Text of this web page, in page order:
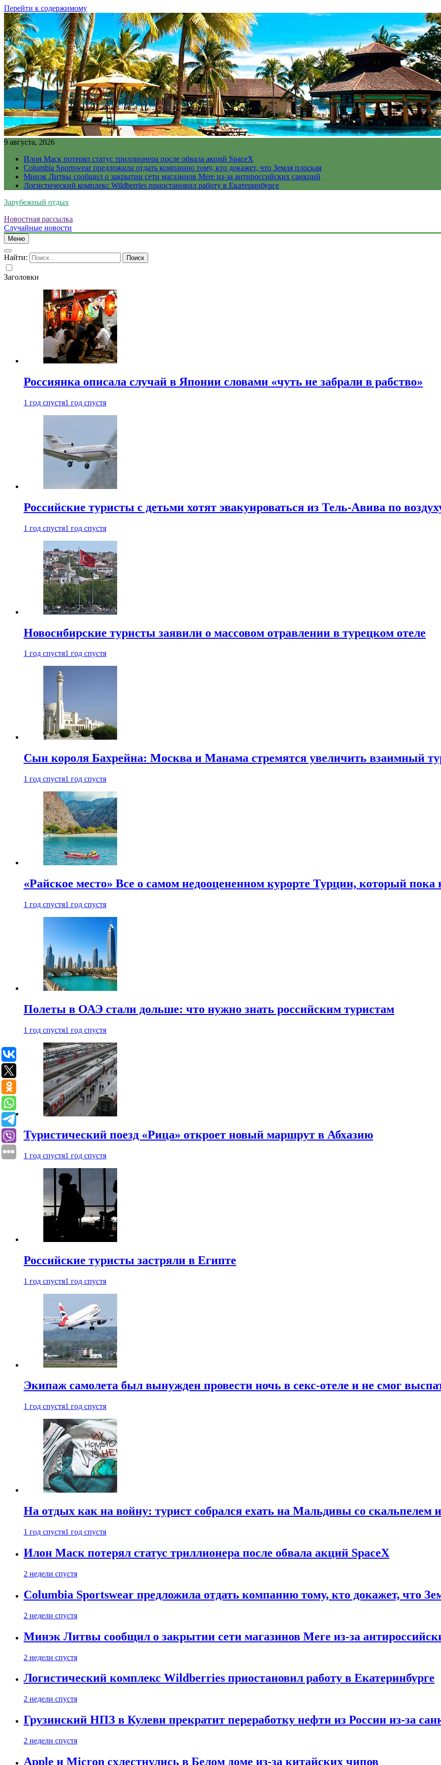
Перейти к содержимому
9 августа, 2026
Илон Маск потерял статус триллионера после обвала акций SpaceX
Columbia Sportswear предложила отдать компанию тому, кто докажет, что Земля плоская
Минэк Литвы сообщил о закрытии сети магазинов Mere из-за антироссийских санкций
Логистический комплекс Wildberries приостановил работу в Екатеринбурге
Зарубежный отдых
Новостная рассылка
Случайные новости
Меню
Найти:
Заголовки
Россиянка описала случай в Японии словами «чуть не забрали в рабство»
1 год спустя1 год спустя
Российские туристы с детьми хотят эвакуироваться из Тель-Авива по
1 год спустя1 год спустя
Новосибирские туристы заявили о массовом отравлении в турецком отеле
1 год спустя1 год спустя
Сын короля Бахрейна: Москва и Манама стремятся увеличить взаимный
1 год спустя1 год спустя
«Райское место» Все о самом недооцененном курорте Турции, который пока
1 год спустя1 год спустя
Полеты в ОАЭ стали дольше: что нужно знать российским туристам
1 год спустя1 год спустя
Туристический поезд «Рица» откроет новый маршрут в Абхазию
1 год спустя1 год спустя
Российские туристы застряли в Египте
1 год спустя1 год спустя
Экипаж самолета был вынужден провести ночь в секс-отеле и не смог
1 год спустя1 год спустя
На отдых как на войну: турист собрался ехать на Мальдивы со скальпелем
1 год спустя1 год спустя
Илон Маск потерял статус триллионера после обвала акций SpaceX
2 недели спустя
Columbia Sportswear предложила отдать компанию тому, кто докажет, что
2 недели спустя
Минэк Литвы сообщил о закрытии сети магазинов Mere из-за
2 недели спустя
Логистический комплекс Wildberries приостановил работу в Екатеринбурге
2 недели спустя
Грузинский НПЗ в Кулеви прекратит переработку нефти из России из-за
2 недели спустя
Apple и Micron схлестнулись в Белом доме из-за китайских чипов